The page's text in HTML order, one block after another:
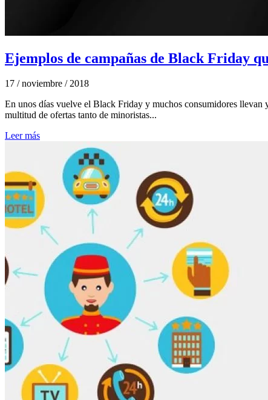
Ejemplos de campañas de Black Friday
17 / noviembre / 2018
En unos días vuelve el Black Friday y muchos consumidores llevan
multitud de ofertas tanto de minoristas...
Leer más